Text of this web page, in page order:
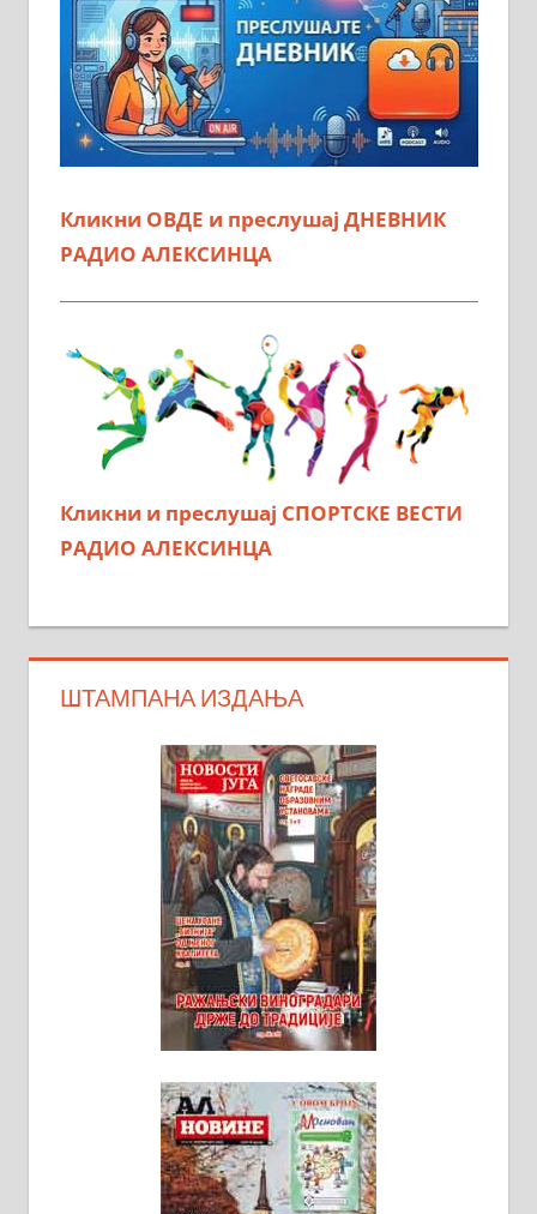
Кликни ОВДЕ и преслушај ДНЕВНИК
РАДИО АЛЕКСИНЦА
Кликни и преслушај СПОРТСКЕ ВЕСТИ
РАДИО АЛЕКСИНЦА
ШТАМПАНА ИЗДАЊА